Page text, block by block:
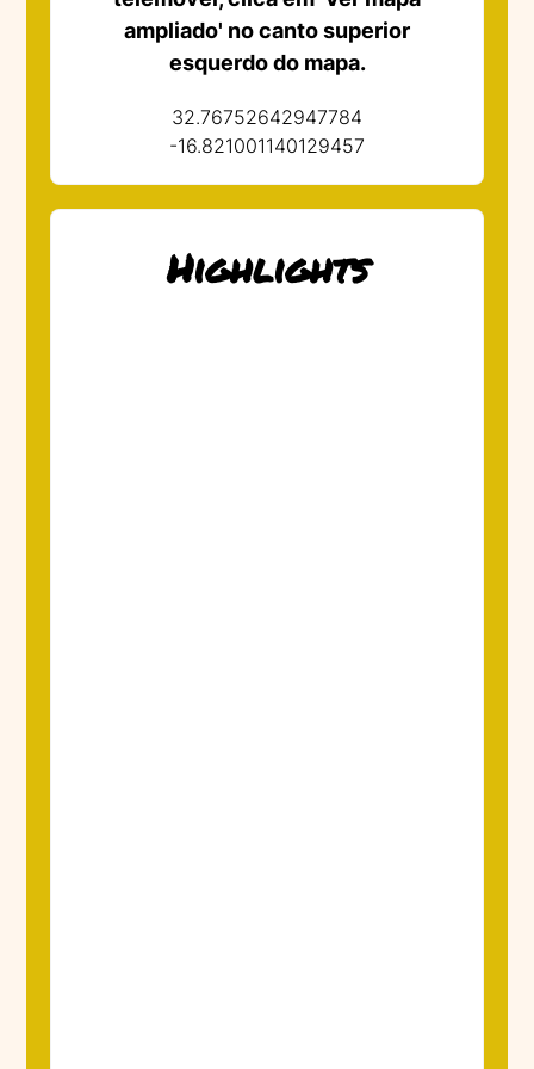
ampliado' no canto superior
esquerdo do mapa.
32.76752642947784
-16.821001140129457
Highlights